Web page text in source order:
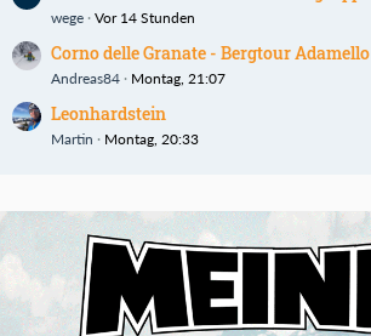
wege Vor 14 Stunden
Corno delle Granate - Bergtour Adamello
Andreas84 Montag, 21:07
Leonhardstein
Martin Montag, 20:33